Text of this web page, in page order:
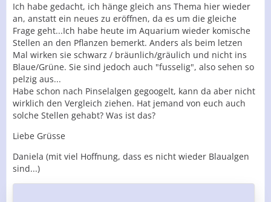
Ich habe gedacht, ich hänge gleich ans Thema hier wieder
an, anstatt ein neues zu eröffnen, da es um die gleiche
Frage geht...Ich habe heute im Aquarium wieder komische
Stellen an den Pflanzen bemerkt. Anders als beim letzen
Mal wirken sie schwarz / bräunlich/gräulich und nicht ins
Blaue/Grüne. Sie sind jedoch auch "fusselig", also sehen so
pelzig aus...
Habe schon nach Pinselalgen gegoogelt, kann da aber nicht
wirklich den Vergleich ziehen. Hat jemand von euch auch
solche Stellen gehabt? Was ist das?
Liebe Grüsse
Daniela (mit viel Hoffnung, dass es nicht wieder Blaualgen
sind...)